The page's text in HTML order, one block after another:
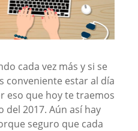
cada vez más y si se
conveniente estar al día
eso que hoy te traemos
del 2017. Aún así hay
seguro que cada